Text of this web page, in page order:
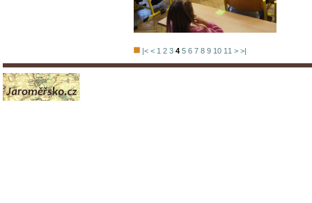
|< < 1 2 3 4 5 6 7 8 9 10 11 > >|